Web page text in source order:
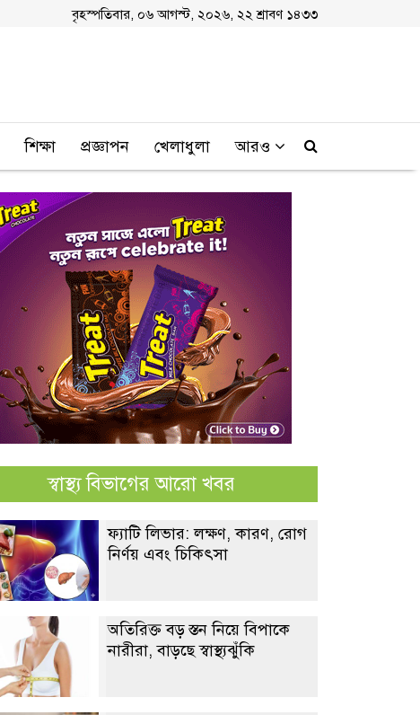
বৃহস্পতিবার, ০৬ আগস্ট, ২০২৬, ২২ শ্রাবণ ১৪৩৩
শিক্ষা প্রজ্ঞাপন খেলাধুলা আরও
স্বাস্থ্য বিভাগের আরো খবর
ফ্যাটি লিভার: লক্ষণ, কারণ, রোগ
নির্ণয় এবং চিকিৎসা
অতিরিক্ত বড় স্তন নিয়ে বিপাকে
নারীরা, বাড়ছে স্বাস্থ্যঝুঁকি